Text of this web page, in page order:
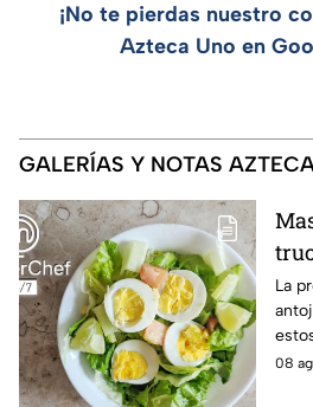
¡No te pierdas nuestro
Azteca Uno en
GALERÍAS Y NOTAS
La
08